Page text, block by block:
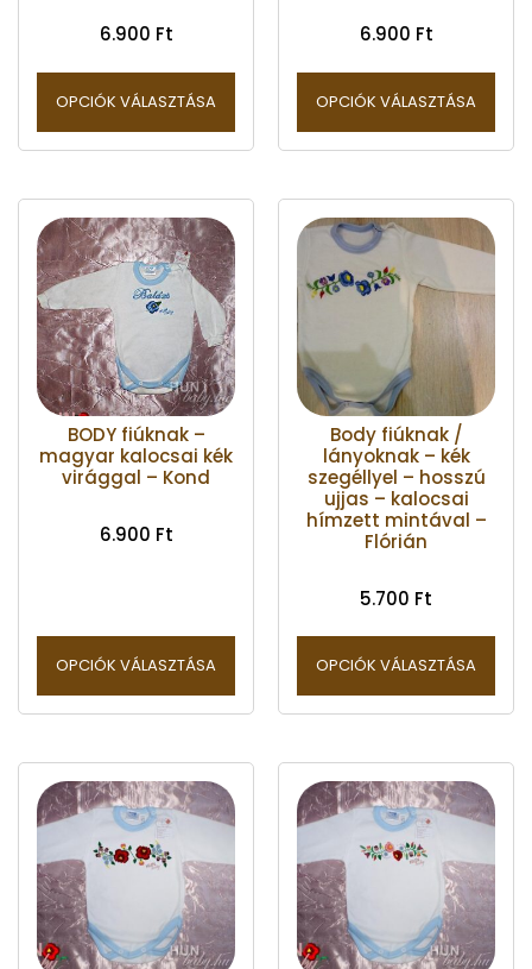
6.900 Ft
OPCIÓK VÁLASZTÁSA
6.900 Ft
OPCIÓK VÁLASZTÁSA
BODY fiúknak –
magyar kalocsai kék
virággal – Kond
6.900 Ft
OPCIÓK VÁLASZTÁSA
Body fiúknak /
lányoknak – kék
szegéllyel – hosszú
ujjas – kalocsai
hímzett mintával –
Flórián
5.700 Ft
OPCIÓK VÁLASZTÁSA